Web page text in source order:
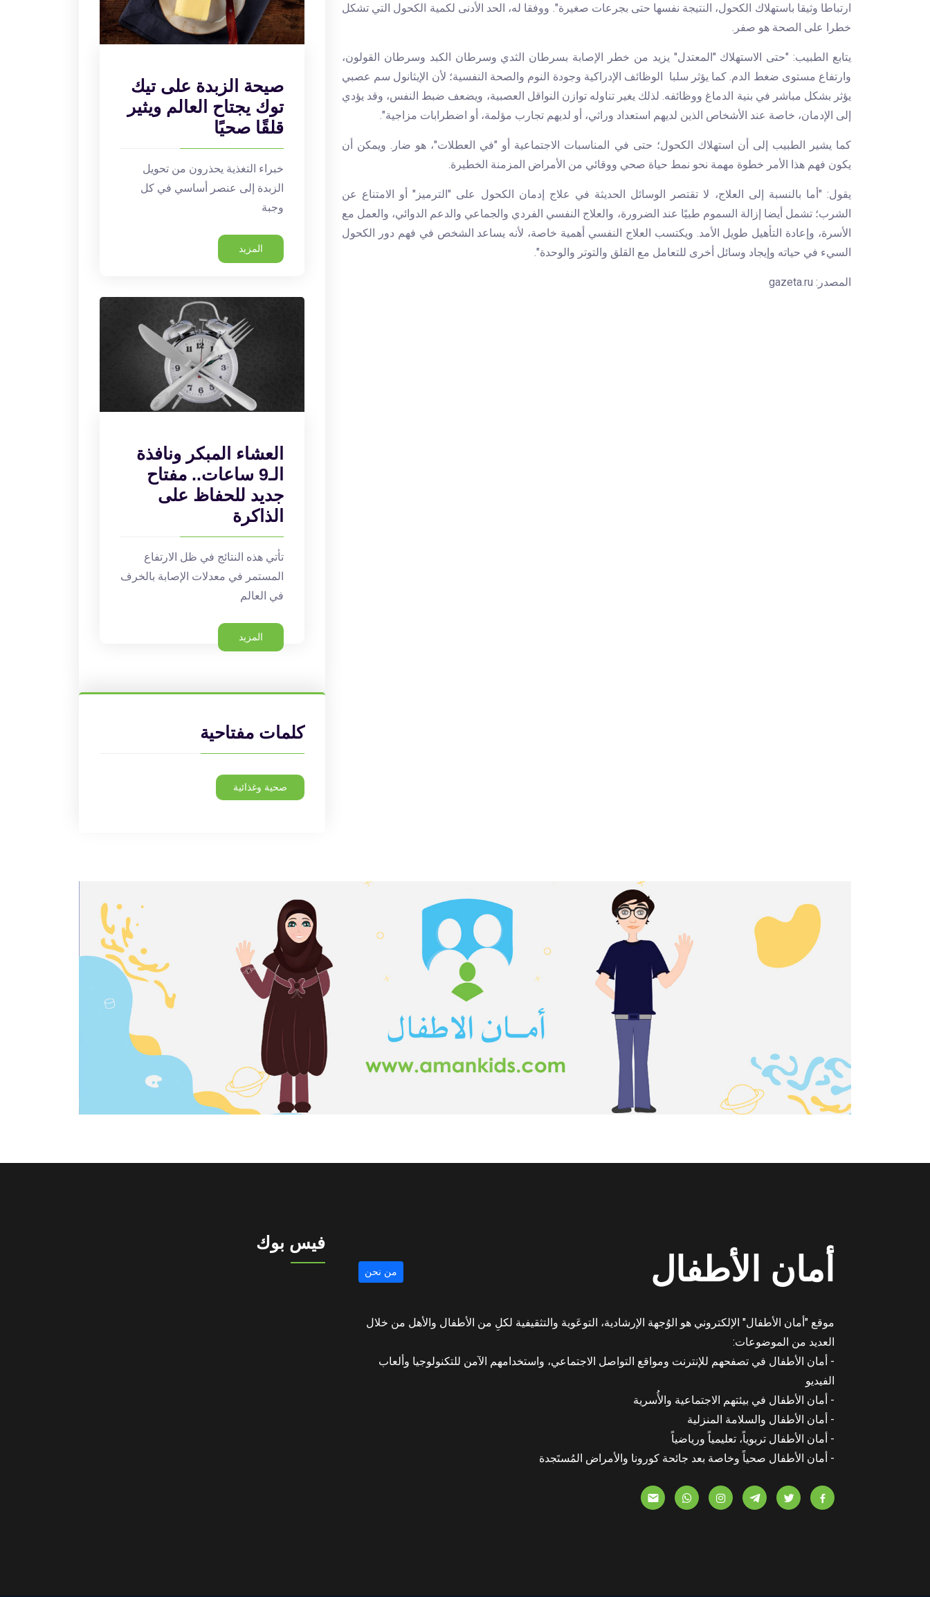
ارتباطا وثيقا باستهلاك الكحول، النتيجة نفسها حتى بجرعات صغيرة". ووفقا له، الحد الأدنى لكمية الكحول التي تشكل
خطرا على الصحة هو صفر.
يتابع الطبيب: "حتى الاستهلاك "المعتدل" يزيد من خطر الإصابة بسرطان الثدي وسرطان الكبد وسرطان القولون،
وارتفاع مستوى ضغط الدم. كما يؤثر سلبا الوظائف الإدراكية وجودة النوم والصحة النفسية؛ لأن الإيثانول سم عصبي
يؤثر بشكل مباشر في بنية الدماغ ووظائفه. لذلك يغير تناوله توازن النواقل العصبية، ويضعف ضبط النفس، وقد يؤدي
إلى الإدمان، خاصة عند الأشخاص الذين لديهم استعداد وراثي، أو لديهم تجارب مؤلمة، أو اضطرابات مزاجية".
كما يشير الطبيب إلى أن استهلاك الكحول؛ حتى في المناسبات الاجتماعية أو "في العطلات"، هو ضار. ويمكن أن
يكون فهم هذا الأمر خطوة مهمة نحو نمط حياة صحي ووقائي من الأمراض المزمنة الخطيرة.
يقول: "أما بالنسبة إلى العلاج، لا تقتصر الوسائل الحديثة في علاج إدمان الكحول على "الترميز" أو الامتناع عن
الشرب؛ تشمل أيضا إزالة السموم طبيًا عند الضرورة، والعلاج النفسي الفردي والجماعي والدعم الدوائي، والعمل مع
الأسرة، وإعادة التأهيل طويل الأمد. ويكتسب العلاج النفسي أهمية خاصة، لأنه يساعد الشخص في فهم دور الكحول
السيء في حياته وإيجاد وسائل أخرى للتعامل مع القلق والتوتر والوحدة".
المصدر: gazeta.ru
صيحة الزبدة على تيك
توك يجتاح العالم ويثير
قلقًا صحيًا
خبراء التغذية يحذرون من تحويل
الزبدة إلى عنصر أساسي في كل
وجبة
المزيد
العشاء المبكر ونافذة
الـ9 ساعات.. مفتاح
جديد للحفاظ على
الذاكرة
تأتي هذه النتائج في ظل الارتفاع
المستمر في معدلات الإصابة بالخرف
في العالم
المزيد
كلمات مفتاحية
صحية وغذائية
أمان الأطفال من نحن
موقع "أمان الأطفال" الإلكتروني هو الوُجهة الإرشادية، التوعَوية والتثقيفية لكلِ من الأطفال والأهل من خلال
العديد من الموضوعات:
- أمان الأطفال في تصفحهم للإنترنت ومواقع التواصل الاجتماعي، واستخدامهم الآمن للتكنولوجيا وألعاب
الفيديو
- أمان الأطفال في بيئتهم الاجتماعية والأُسرية
- أمان الأطفال والسلامة المنزلية
- أمان الأطفال تربوياً، تعليمياً ورياضياً
- أمان الأطفال صحياً وخاصة بعد جائحة كورونا والأمراض المُستَجدة
فيس بوك